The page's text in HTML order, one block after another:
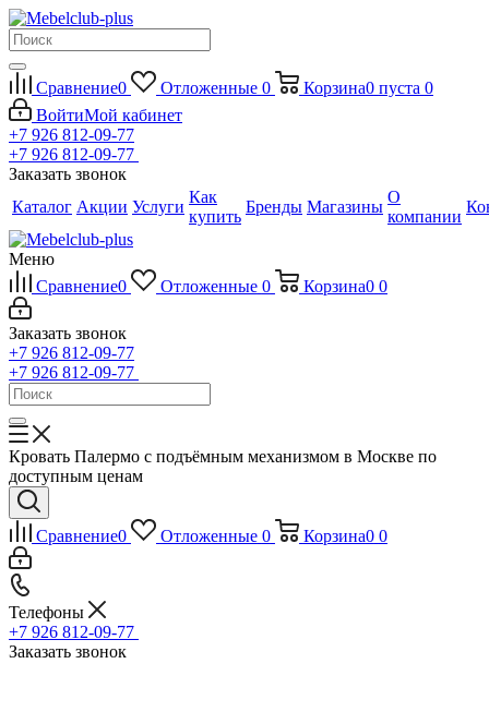
Сравнение0 Отложенные 0 Корзина0 пуста 0
ВойтиМой кабинет
+7 926 812-09-77
+7 926 812-09-77
Заказать звонок
Каталог Акции Услуги
Как
купить
Бренды Магазины
О
компании
Меню
Сравнение0 Отложенные 0 Корзина0 0
Заказать звонок
+7 926 812-09-77
+7 926 812-09-77
Кровать Палермо с подъёмным механизмом в Москве по
доступным ценам
Сравнение0 Отложенные 0 Корзина0 0
Телефоны
+7 926 812-09-77
Заказать звонок